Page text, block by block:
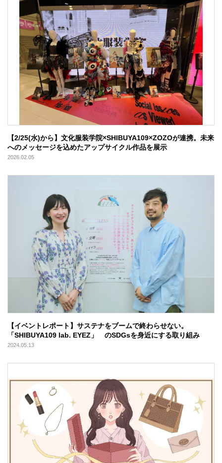
【2/25(水)から】文化服装学院×SHIBUYA109×ZOZOが連携。未来
へのメッセージを込めたアップサイクル作品を展示
2026.02.05
【イベントレポート】サステナをブームで終わらせない。
「SHIBUYA109 lab. EYEZ」 のSDGsを身近にする取り組み
2024.05.13